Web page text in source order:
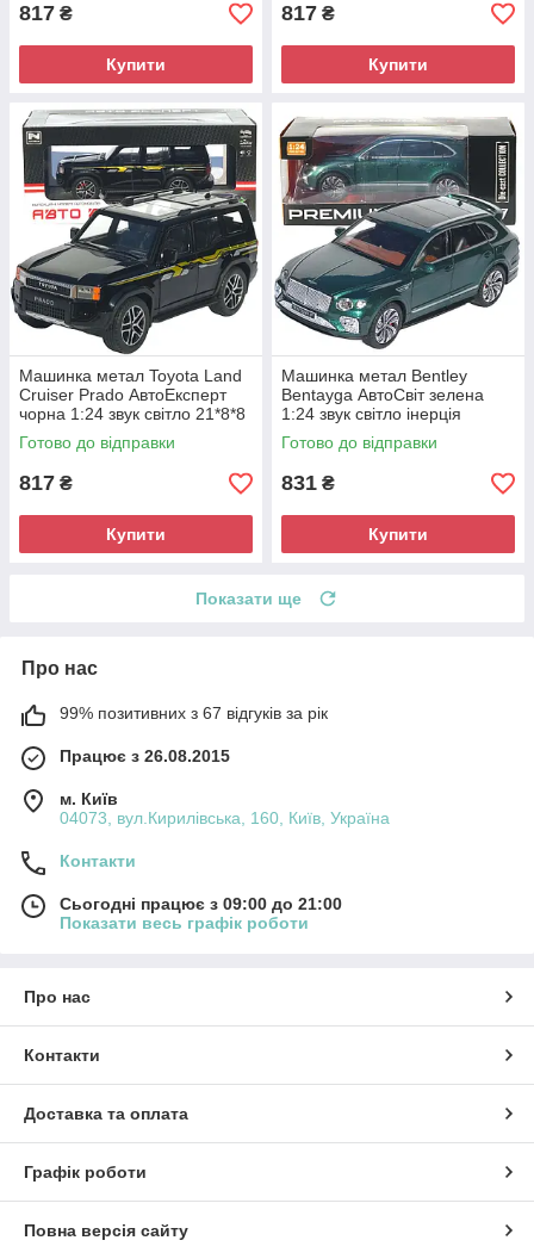
817 ₴
Купити
817 ₴
Купити
Машинка метал Toyota Land
Cruiser Prado АвтоЕксперт
чорна 1:24 звук світло 21*8*8
см (G7605-44)
Готово до відправки
817 ₴
Купити
Машинка метал Bentley
Bentayga АвтоСвіт зелена
1:24 звук світло інерція
21*9*7 см (AP-1897)
Готово до відправки
831 ₴
Купити
Показати ще
Про нас
99% позитивних з 67 відгуків за рік
Працює з 26.08.2015
м. Київ
04073, вул.Кирилівська, 160, Київ, Україна
Контакти
Сьогодні працює з 09:00 до 21:00
Показати весь графік роботи
Про нас
Контакти
Доставка та оплата
Графік роботи
Повна версія сайту